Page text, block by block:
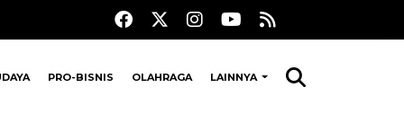
PRO-BISNIS OLAHRAGA LAINNYA